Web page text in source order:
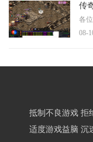
传
08-
抵制不良游戏 拒
适度游戏益脑 沉